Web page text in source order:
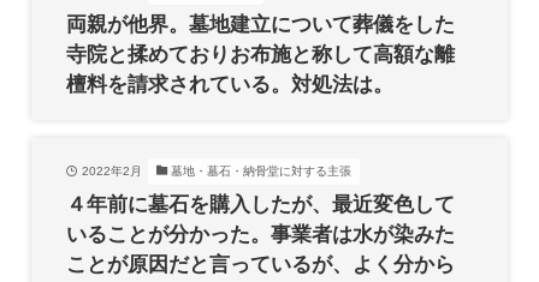
両親が他界。墓地建立について葬儀をした
寺院と揉めておりお布施と称して高額な離
檀料を請求されている。対処法は。
2022年2月 墓地・墓石・納骨堂に対する主張
４年前に墓石を購入したが、最近変色して
いることが分かった。事業者は水が染みた
ことが原因だと言っているが、よく分から